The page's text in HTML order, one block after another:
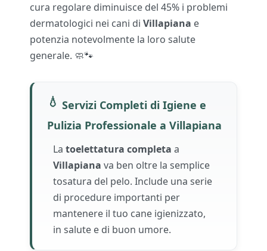
cura regolare diminuisce del 45% i problemi
dermatologici nei cani di Villapiana e
potenzia notevolmente la loro salute
generale. 🧼🐾
💧 Servizi Completi di Igiene e
Pulizia Professionale a Villapiana
La toelettatura completa a
Villapiana va ben oltre la semplice
tosatura del pelo. Include una serie
di procedure importanti per
mantenere il tuo cane igienizzato,
in salute e di buon umore.